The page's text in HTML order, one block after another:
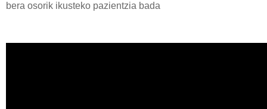
bera osorik ikusteko pazientzia bada